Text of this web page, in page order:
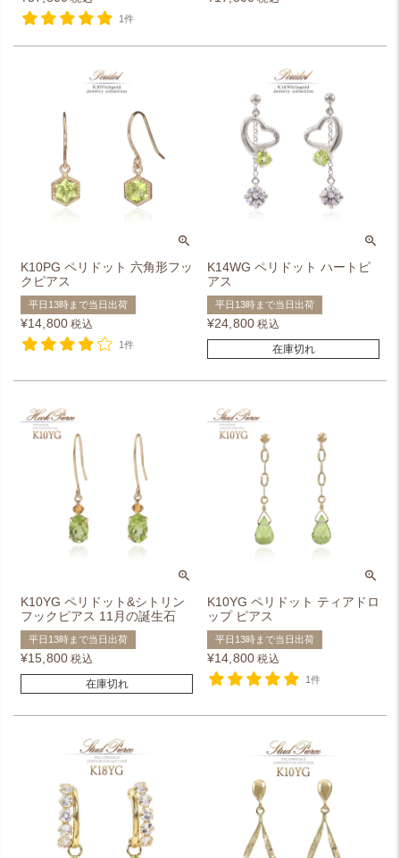
1件
K10PG ペリドット 六角形フッ
クピアス
平日13時まで当日出荷
¥14,800 税込
1件
K14WG ペリドット ハートピ
アス
平日13時まで当日出荷
¥24,800 税込
在庫切れ
K10YG ペリドット&シトリン
フックピアス 11月の誕生石
平日13時まで当日出荷
¥15,800 税込
在庫切れ
K10YG ペリドット ティアドロ
ップ ピアス
平日13時まで当日出荷
¥14,800 税込
1件